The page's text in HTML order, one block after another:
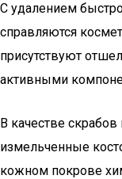
С удалением
справляются
присутствуют
активными
В качестве
измельченные
кожном покрове